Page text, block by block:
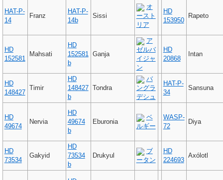
HAT-P-
14
Franz
HAT-P-
14b
Sissi
オ
ースト
リア
HD
153950
Rapeto
HD
152581
Mahsati
HD
152581
b
Ganja
ア
ゼルバ
イジャ
ン
HD
20868
Intan
HD
148427
Timir
HD
148427
b
Tondra
バ
ングラ
デシュ
HAT-P-
34
Sansuna
HD
49674
Nervia
HD
49674
b
Eburonia
ベ
ルギー
WASP-
72
Diya
HD
73534
Gakyid
HD
73534
b
Drukyul
ブ
ータン
HD
224693
Axólotl